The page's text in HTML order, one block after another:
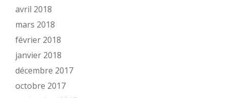
avril 2018
mars 2018
février 2018
janvier 2018
décembre 2017
octobre 2017